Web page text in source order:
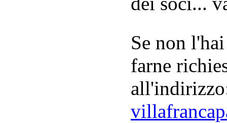
Se non
farne